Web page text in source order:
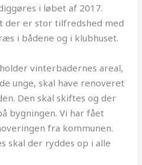
i løbet af 2017.
der er stor tilfredshed med
i bådene og i klubhuset.
vinterbadernes areal,
unge, skal have renoveret
Den skal skiftes og der
bygningen. Vi har fået
fra kommunen.
skal der ryddes op i alle